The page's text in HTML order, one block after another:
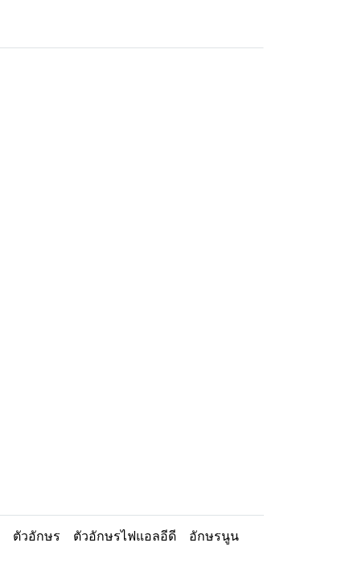
ตัวอักษร ตัวอักษรไฟแอลอีดี
อักษรนูน